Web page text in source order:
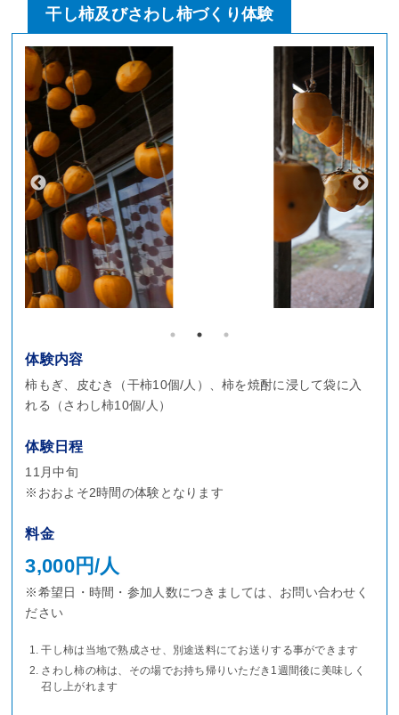
干し柿及びさわし柿づくり体験
体験内容
柿もぎ、皮むき（干柿10個/人）、柿を焼酎に浸して袋に入
れる（さわし柿10個/人）
体験日程
11月中旬
※おおよそ2時間の体験となります
料金
3,000円/人
※希望日・時間・参加人数につきましては、お問い合わせく
ださい
干し柿は当地で熟成させ、別途送料にてお送りする事ができます
さわし柿の柿は、その場でお持ち帰りいただき1週間後に美味しく
召し上がれます